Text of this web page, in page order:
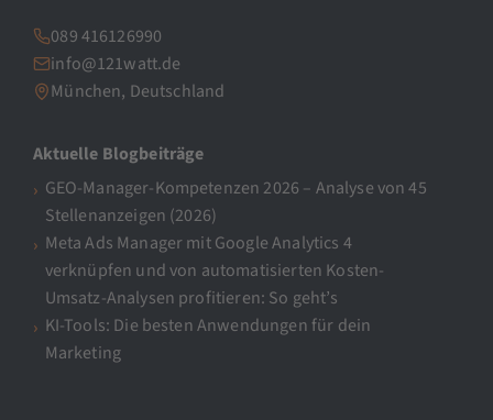
089 416126990
info@121watt.de
München, Deutschland
Aktuelle Blogbeiträge
GEO-Manager-Kompetenzen 2026 – Analyse von 45
Stellenanzeigen (2026)
Meta Ads Manager mit Google Analytics 4
verknüpfen und von automatisierten Kosten-
Umsatz-Analysen profitieren: So geht’s
KI-Tools: Die besten Anwendungen für dein
Marketing